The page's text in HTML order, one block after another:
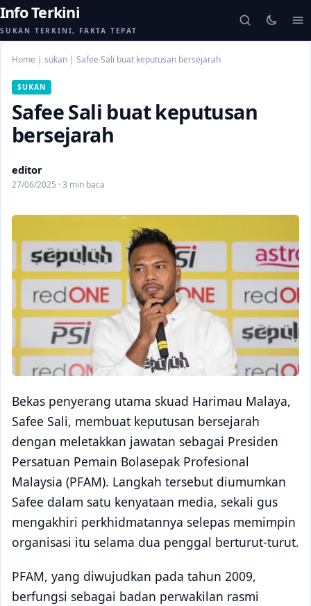
Info Terkini
SUKAN TERKINI, FAKTA TEPAT
Home | sukan | Safee Sali buat keputusan bersejarah
SUKAN
Safee Sali buat keputusan
bersejarah
editor
27/06/2025 · 3 min baca
Bekas penyerang utama skuad Harimau Malaya,
Safee Sali, membuat keputusan bersejarah
dengan meletakkan jawatan sebagai Presiden
Persatuan Pemain Bolasepak Profesional
Malaysia (PFAM). Langkah tersebut diumumkan
Safee dalam satu kenyataan media, sekali gus
mengakhiri perkhidmatannya selepas memimpin
organisasi itu selama dua penggal berturut-turut.
PFAM, yang diwujudkan pada tahun 2009,
berfungsi sebagai badan perwakilan rasmi